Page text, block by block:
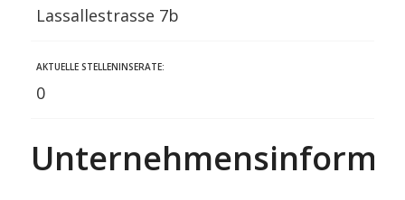
Lassallestrasse 7b
AKTUELLE STELLENINSERATE:
0